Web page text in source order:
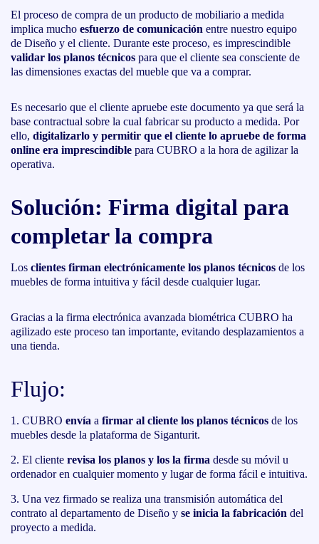
El proceso de compra de un producto de mobiliario a medida
implica mucho esfuerzo de comunicación entre nuestro equipo
de Diseño y el cliente. Durante este proceso, es imprescindible
validar los planos técnicos para que el cliente sea consciente de
las dimensiones exactas del mueble que va a comprar.
Es necesario que el cliente apruebe este documento ya que será la
base contractual sobre la cual fabricar su producto a medida. Por
ello, digitalizarlo y permitir que el cliente lo apruebe de forma
online era imprescindible para CUBRO a la hora de agilizar la
operativa.
Solución: Firma digital para
completar la compra
Los clientes firman electrónicamente los planos técnicos de los
muebles de forma intuitiva y fácil desde cualquier lugar.
Gracias a la firma electrónica avanzada biométrica CUBRO ha
agilizado este proceso tan importante, evitando desplazamientos a
una tienda.
Flujo:
CUBRO envía a firmar al cliente los planos técnicos de los
muebles desde la plataforma de Siganturit.
El cliente revisa los planos y los la firma desde su móvil u
ordenador en cualquier momento y lugar de forma fácil e intuitiva.
Una vez firmado se realiza una transmisión automática del
contrato al departamento de Diseño y se inicia la fabricación del
proyecto a medida.